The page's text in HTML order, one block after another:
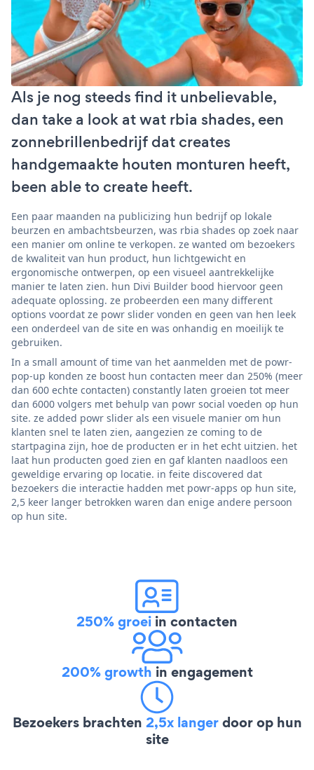
Als je nog steeds find it unbelievable,
dan take a look at wat rbia shades, een
zonnebrillenbedrijf dat creates
handgemaakte houten monturen heeft,
been able to create heeft.
Een paar maanden na publicizing hun bedrijf op lokale
beurzen en ambachtsbeurzen, was rbia shades op zoek naar
een manier om online te verkopen. ze wanted om bezoekers
de kwaliteit van hun product, hun lichtgewicht en
ergonomische ontwerpen, op een visueel aantrekkelijke
manier te laten zien. hun Divi Builder bood hiervoor geen
adequate oplossing. ze probeerden een many different
options voordat ze powr slider vonden en geen van hen leek
een onderdeel van de site en was onhandig en moeilijk te
gebruiken.
In a small amount of time van het aanmelden met de powr-
pop-up konden ze boost hun contacten meer dan 250% (meer
dan 600 echte contacten) constantly laten groeien tot meer
dan 6000 volgers met behulp van powr social voeden op hun
site. ze added powr slider als een visuele manier om hun
klanten snel te laten zien, aangezien ze coming to de
startpagina zijn, hoe de producten er in het echt uitzien. het
laat hun producten goed zien en gaf klanten naadloos een
geweldige ervaring op locatie. in feite discovered dat
bezoekers die interactie hadden met powr-apps op hun site,
2,5 keer langer betrokken waren dan enige andere persoon
op hun site.
250% groei in contacten
200% growth in engagement
Bezoekers brachten 2,5x langerdoor op hun
site